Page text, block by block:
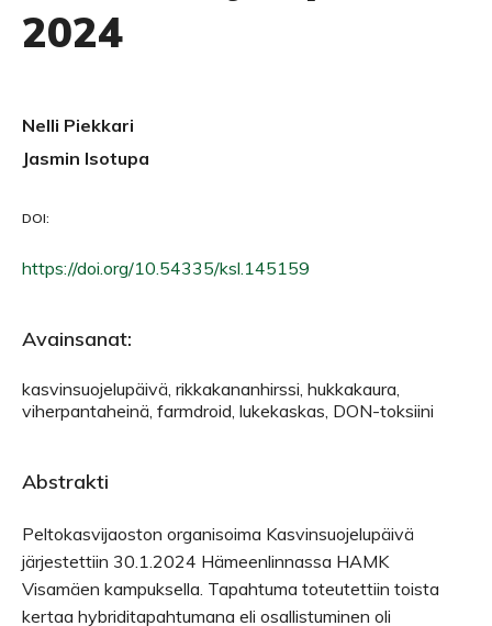
2024
Nelli Piekkari
Jasmin Isotupa
DOI:
https://doi.org/10.54335/ksl.145159
Avainsanat:
kasvinsuojelupäivä, rikkakananhirssi, hukkakaura,
viherpantaheinä, farmdroid, lukekaskas, DON-toksiini
Abstrakti
Peltokasvijaoston organisoima Kasvinsuojelupäivä
järjestettiin 30.1.2024 Hämeenlinnassa HAMK
Visamäen kampuksella. Tapahtuma toteutettiin toista
kertaa hybriditapahtumana eli osallistuminen oli